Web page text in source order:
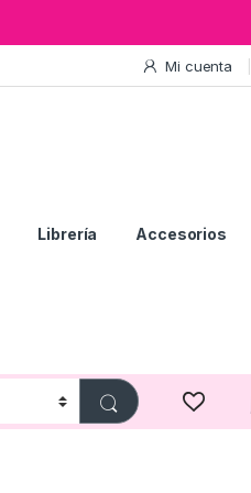
Mi cuenta
Librería Accesorios